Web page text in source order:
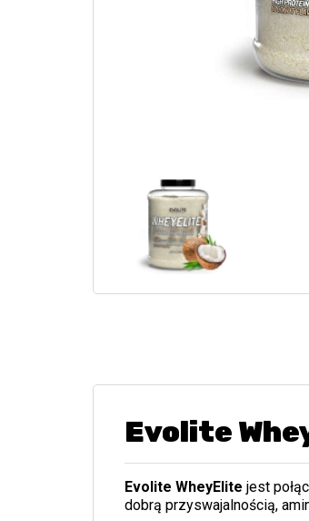
Evolite
Evolite WheyElite jest
dobrą przyswajalnością,